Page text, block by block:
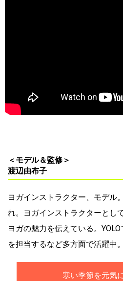
＜モデル＆監修＞
渡辺由布子
ヨガインストラクター、モデル
れ。ヨガインストラクターとし
ヨガの魅力を伝えている。
を担当するなど多方面で活躍中。
寒い季節を元気